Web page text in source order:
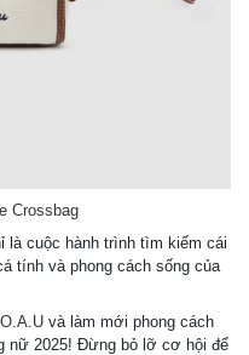
Crossbag
là cuộc hành trình tìm kiếm cái
tính và phong cách sống của
và làm mới phong cách
nữ 2025! Đừng bỏ lỡ cơ hội để